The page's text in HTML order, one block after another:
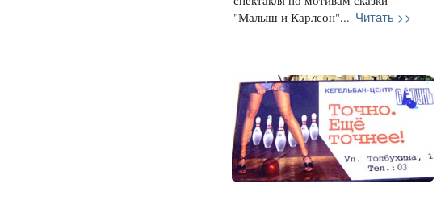
"Малыш и Карлсон"... Читать >>